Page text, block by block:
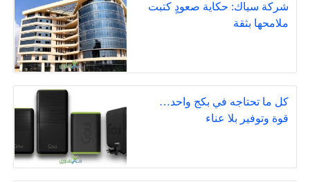
شركة سياك: حكاية صعودٍ كتبت
ملامحها بثقة
كل ما تحتاجه في بكج واحد…
قوة وتوفير بلا عناء